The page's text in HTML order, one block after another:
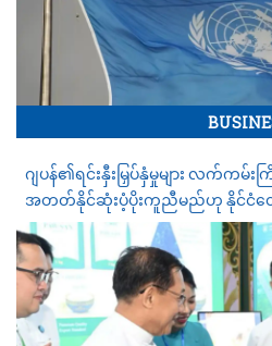
ဂျပန်၏ရင်းနှီးမြှပ်နှံမှုများ လက်က
အတတ်နိုင်ဆုံးပံ့ပိုးကူညီမည်ဟု နိုင်ငံတေ
ဂျပန်လုပ်ငန်းရှင်များကိုပြောကြား